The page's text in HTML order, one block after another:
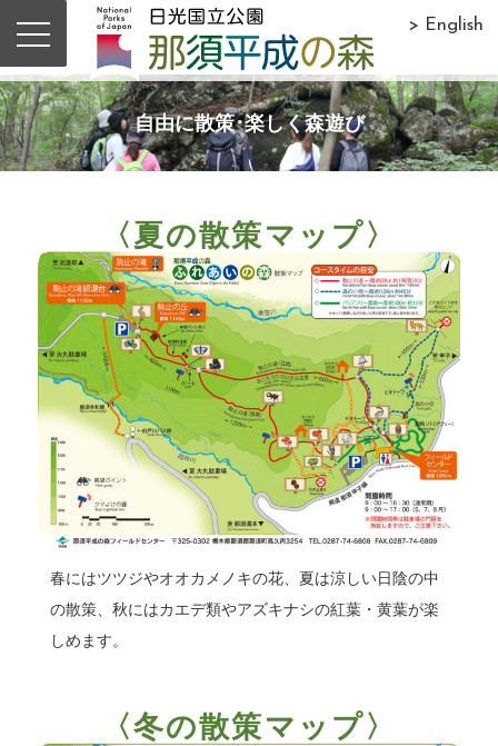
> English
自由に散策･楽しく森遊び
〈夏の散策マップ〉
春にはツツジやオオカメノキの花、夏は涼しい日陰の中
の散策、秋にはカエデ類やアズキナシの紅葉・黄葉が楽
しめます。
〈冬の散策マップ〉